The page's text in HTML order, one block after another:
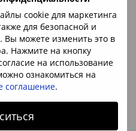
cookie для маркетинга
для безопасной и
Вы можете изменить это в
Нажмите на кнопку
на использование
ознакомиться на
соглашение.
тем как частично
помощи букового или
Хильдегард фон Бинген, то
камень –
и желудком
нарушениями сна,
сложностью с